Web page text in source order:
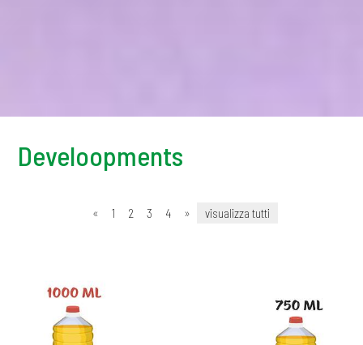
Develoopments
« 1 2 3 4 » visualizza tutti